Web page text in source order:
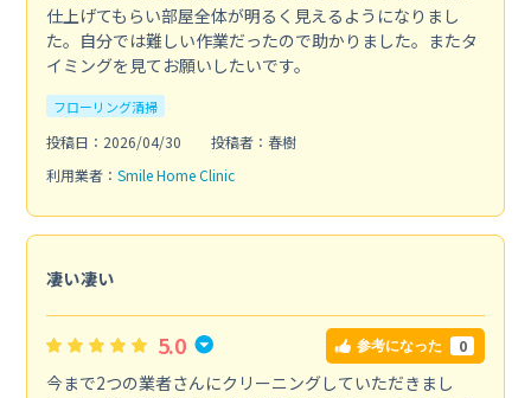
仕上げてもらい部屋全体が明るく見えるようになりまし
た。自分では難しい作業だったので助かりました。またタ
イミングを見てお願いしたいです。
フローリング清掃
投稿日：2026/04/30
投稿者：春樹
利用業者： Smile Home Clinic
凄い凄い
5.0 参考になった 0
今まで2つの業者さんにクリーニングしていただきまし